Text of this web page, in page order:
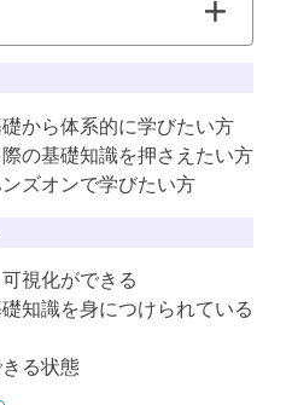
から体系的に学びたい方
の基礎知識を押さえたい方
ズオンで学びたい方
視化ができる
知識を身につけられている
る状態